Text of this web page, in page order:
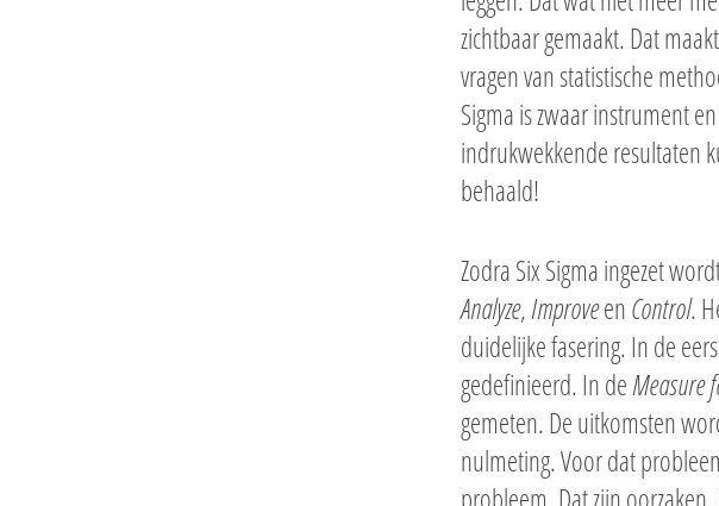
zichtbaar gemaakt. Dat
vragen van statistische
Sigma is zwaar instrument
indrukwekkende resultaten
behaald!
Zodra Six Sigma ingezet
Analyze,ImproveenControl.
duidelijke fasering. In de
gedefinieerd. In deMeasure
gemeten. De uitkomsten
nulmeting. Voor dat
probleem. Dat zijn